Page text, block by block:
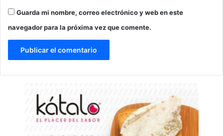
Guarda mi nombre, correo electrónico y web en este
navegador para la próxima vez que comente.